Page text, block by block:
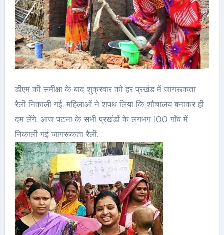
डीएम की समीक्षा के बाद शुक्रवार को हर प्रखंड में जागरूकता
रैली निकाली गई. महिलाओं ने शपथ लिया कि शौचालय बनाकर ही
दम लेंगे. आज पटना के सभी प्रखंडों के लगभग 100 गाँव में
निकाली गई जागरूकता रैली.